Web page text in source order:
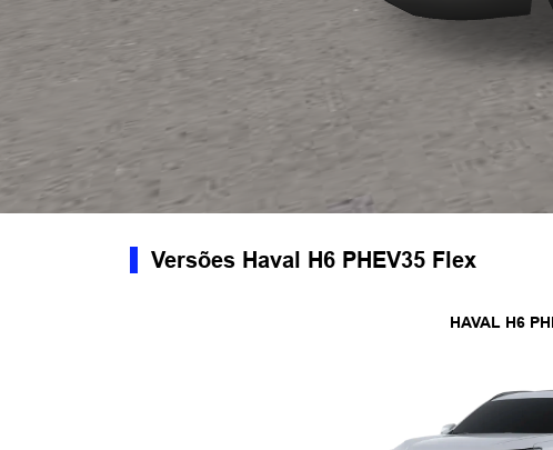
Versões Haval H6 PHEV35 Flex
HAVAL H6